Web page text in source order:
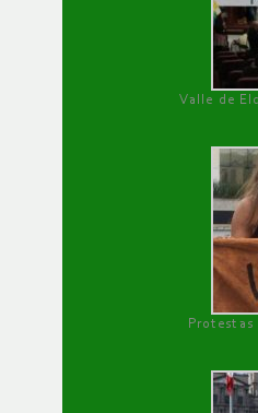
Valle de
Protestas